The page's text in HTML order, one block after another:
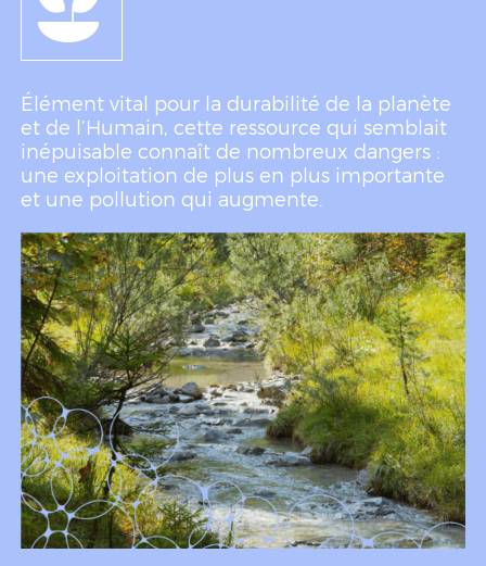
Élément vital pour la durabilité de la planète
et de l’Humain, cette ressource qui semblait
inépuisable connaît de nombreux dangers :
une exploitation de plus en plus importante
et une pollution qui augmente.